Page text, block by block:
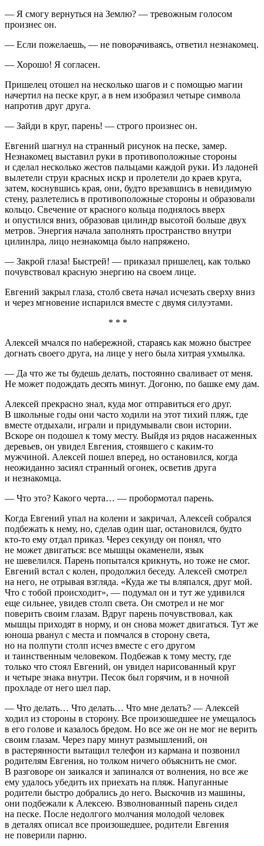
— Я смогу вернуться на Землю? — тревожным голосом
произнес он.
— Если пожелаешь, — не поворачиваясь, ответил незнакомец.
— Хорошо! Я согласен.
Пришелец отошел на несколько шагов и с помощью магии
начертил на песке круг, а в нем изобразил четыре символа
напротив друг друга.
— Зайди в круг, парень! — строго произнес он.
Евгений шагнул на странный рисунок на песке, замер.
Незнакомец выставил руки в противоположные стороны
и сделал несколько жестов пальцами каждой руки. Из ладоней
вылетели струи красных искр и пролетели до краев круга,
затем, коснувшись края, они, будто врезавшись в невидимую
стену, разлетелись в противоположные стороны и образовали
кольцо. Свечение от красного кольца поднялось вверх
и опустился вниз, образовав цилиндр высотой больше двух
метров. Энергия начала заполнять пространство внутри
цилинлра, лицо незнакомца было напряжено.
— Закрой глаза! Быстрей! — приказал пришелец, как только
почувствовал красную энергию на своем лице.
Евгений закрыл глаза, столб света начал исчезать сверху вниз
и через мгновение испарился вместе с двумя силуэтами.
* * *
Алексей мчался по набережной, стараясь как можно быстрее
догнать своего друга, на лице у него была хитрая ухмылка.
— Да что же ты будешь делать, постоянно сваливает от меня.
Не может подождать десять минут. Догоню, по башке ему дам.
Алексей прекрасно знал, куда мог отправиться его друг.
В школьные годы они часто ходили на этот тихий пляж, где
вместе отдыхали, играли и придумывали свои истории.
Вскоре он подошел к тому месту. Выйдя из рядов насаженных
деревьев, он увидел Евгения, стоявшего с каким-то
мужчиной. Алексей пошел вперед, но остановился, когда
неожиданно засиял странный огонек, осветив друга
и незнакомца.
— Что это? Какого черта… — пробормотал парень.
Когда Евгений упал на колени и закричал, Алексей собрался
подбежать к нему, но, сделав один шаг, остановился, будто
кто-то ему отдал приказ. Через секунду он понял, что
не может двигаться: все мышцы окаменели, язык
не шевелился. Парень попытался крикнуть, но тоже не смог.
Евгений встал с колен, продолжил беседу. Алексей смотрел
на него, не отрывая взгляда. «Куда же ты вляпался, друг мой.
Что с тобой происходит», — подумал он и тут же удивился
еще сильнее, увидев столп света. Он смотрел и не мог
поверить своим глазам. Вдруг парень почувствовал, как
мышцы приходят в норму, и он снова может двигаться. Тут же
юноша рванул с места и помчался в сторону света,
но на полпути столп исчез вместе с его другом
и таинственным человеком. Подбежав к тому месту, где
только что стоял Евгений, он увидел нарисованный круг
и четыре знака внутри. Песок был горячим, и в ночной
прохладе от него шел пар.
— Что делать… Что делать… Что мне делать? — Алексей
ходил из стороны в сторону. Все произошедшее не умещалось
в его голове и казалось бредом. Но все же он не мог не верить
своим глазам. Через пару минут размышлений, он
в растерянности вытащил телефон из кармана и позвонил
родителям Евгения, но толком ничего объяснить не смог.
В разговоре он заикался и запинался от волнения, но все же
ему удалось убедить их приехать на пляж. Напуганные
родители быстро добрались до него. Выскочив из машины,
они подбежали к Алексею. Взволнованный парень сидел
на песке. После недолгого молчания молодой человек
в деталях описал все произошедшее, родители Евгения
не поверили парню.